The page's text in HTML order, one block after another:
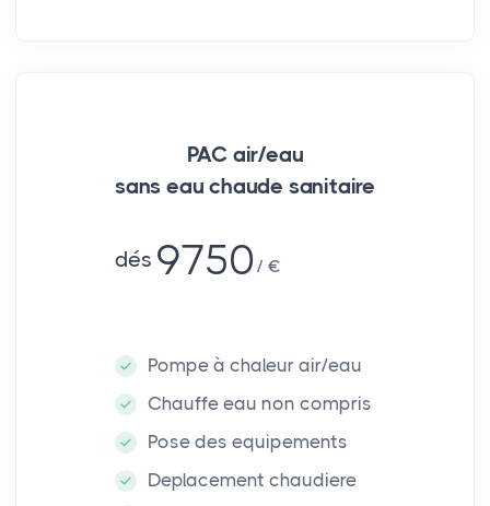
PAC air/eau
sans eau chaude sanitaire
dés 9750 €
Pompe à chaleur air/eau
Chauffe eau non compris
Pose des equipements
Deplacement chaudiere